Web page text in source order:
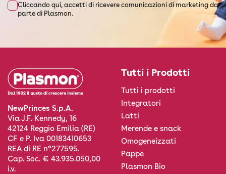
Cliccando qui, accetti di ricevere comunicazioni di marketing da
parte di Plasmon.
NewPrinces S.p.A.
Via J.F. Kennedy, 16
42124 Reggio Emilia (RE)
CF e P. Iva 00183410653
REA di RE n°277595.
Cap. Soc. € 43.935.050,00
i.v.
Tutti i Prodotti
Tutti i prodotti
Integratori
Latti
Merende e snack
Omogeneizzati
Pappe
Plasmon Bio